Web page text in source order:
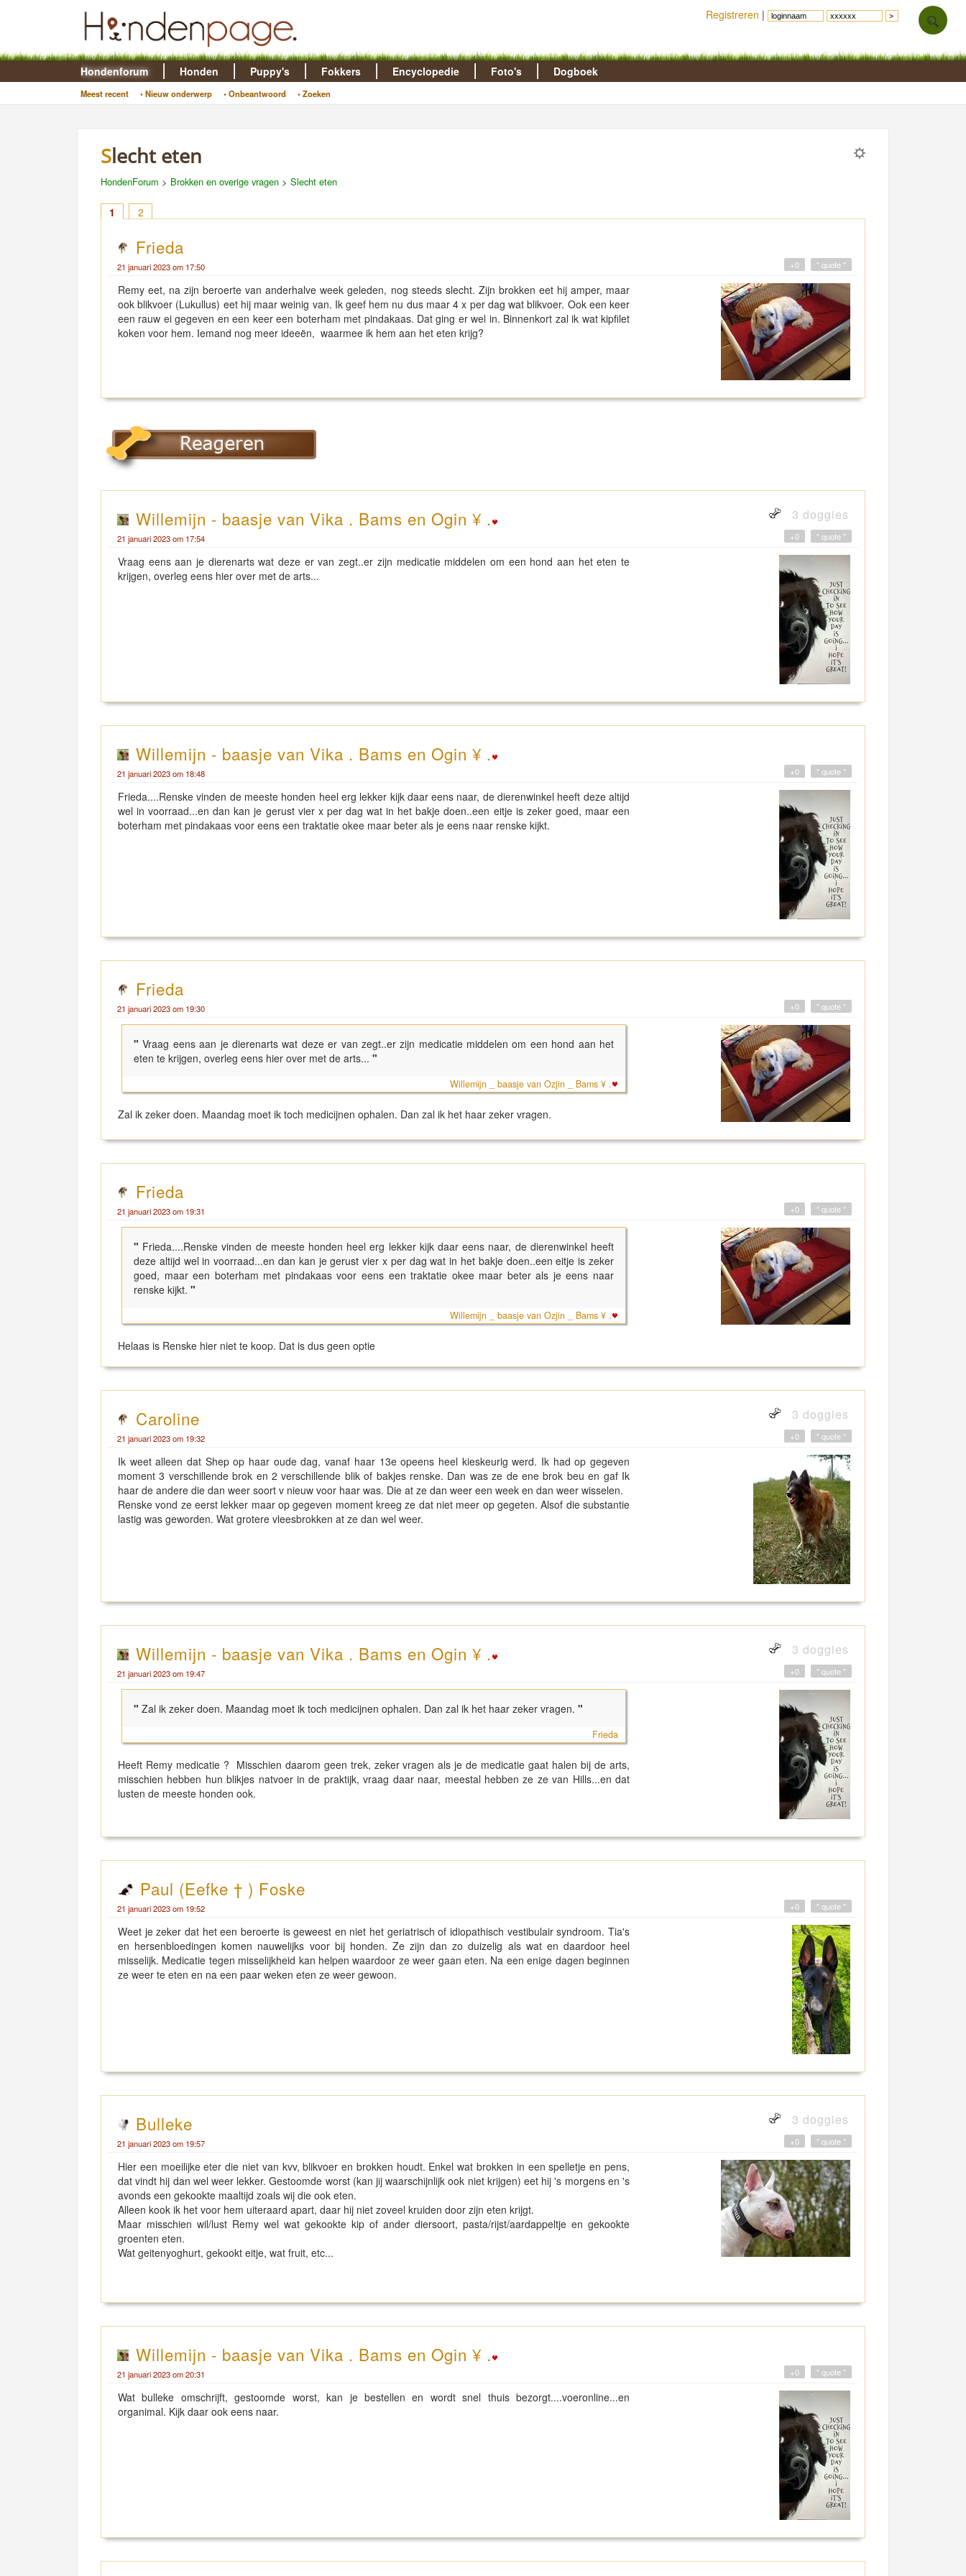
Hondenforum
Meest recent • Nieuw onderwerp • Onbeantwoord • Zoeken
Honden Puppy's Fokkers Encyclopedie Foto's Dogboek
Slecht eten
HondenForum > Brokken en overige vragen > Slecht eten
1 2
Frieda
21 januari 2023 om 17:50 " quote "
+0
Remy eet, na zijn beroerte van anderhalve week geleden, nog steeds slecht. Zijn brokken eet hij amper, maar
ook blikvoer (Lukullus) eet hij maar weinig van. Ik geef hem nu dus maar 4 x per dag wat blikvoer. Ook een keer
een rauw ei gegeven en een keer een boterham met pindakaas. Dat ging er wel in. Binnenkort zal ik wat kipfilet
koken voor hem. Iemand nog meer ideeën, waarmee ik hem aan het eten krijg?
Willemijn - baasje van Vika . Bams en Ogin ¥ . 3 doggies
21 januari 2023 om 17:54 " quote "
+0
Vraag eens aan je dierenarts wat deze er van zegt..er zijn medicatie middelen om een hond aan het eten te
krijgen, overleg eens hier over met de arts...
Willemijn - baasje van Vika . Bams en Ogin ¥ .
21 januari 2023 om 18:48 " quote "
+0
Frieda....Renske vinden de meeste honden heel erg lekker kijk daar eens naar, de dierenwinkel heeft deze altijd
wel in voorraad...en dan kan je gerust vier x per dag wat in het bakje doen..een eitje is zeker goed, maar een
boterham met pindakaas voor eens een traktatie okee maar beter als je eens naar renske kijkt.
Frieda
21 januari 2023 om 19:30 " quote "
+0
"Vraag eens aan je dierenarts wat deze er van zegt..er zijn medicatie middelen om een hond aan het
eten te krijgen, overleg eens hier over met de arts... "
Willemijn _ baasje van Ozjin _ Bams ¥ .
Zal ik zeker doen. Maandag moet ik toch medicijnen ophalen. Dan zal ik het haar zeker vragen.
Frieda
21 januari 2023 om 19:31 " quote "
+0
" Frieda....Renske vinden de meeste honden heel erg lekker kijk daar eens naar, de dierenwinkel heeft
deze altijd wel in voorraad...en dan kan je gerust vier x per dag wat in het bakje doen..een eitje is zeker
goed, maar een boterham met pindakaas voor eens een traktatie okee maar beter als je eens naar
renske kijkt. "
Willemijn _ baasje van Ozjin _ Bams ¥ .
Helaas is Renske hier niet te koop. Dat is dus geen optie
Caroline 3 doggies
21 januari 2023 om 19:32 " quote "
+0
Ik weet alleen dat Shep op haar oude dag, vanaf haar 13e opeens heel kieskeurig werd. Ik had op gegeven
moment 3 verschillende brok en 2 verschillende blik of bakjes renske. Dan was ze de ene brok beu en gaf Ik
haar de andere die dan weer soort v nieuw voor haar was. Die at ze dan weer een week en dan weer wisselen.
Renske vond ze eerst lekker maar op gegeven moment kreeg ze dat niet meer op gegeten. Alsof die substantie
lastig was geworden. Wat grotere vleesbrokken at ze dan wel weer.
Willemijn - baasje van Vika . Bams en Ogin ¥ . 3 doggies
21 januari 2023 om 19:47 " quote "
+0
" Zal ik zeker doen. Maandag moet ik toch medicijnen ophalen. Dan zal ik het haar zeker vragen. "
Frieda
Heeft Remy medicatie ? Misschien daarom geen trek, zeker vragen als je de medicatie gaat halen bij de arts,
misschien hebben hun blikjes natvoer in de praktijk, vraag daar naar, meestal hebben ze ze van Hills...en dat
lusten de meeste honden ook.
Paul (Eefke † ) Foske
21 januari 2023 om 19:52 " quote "
+0
Weet je zeker dat het een beroerte is geweest en niet het geriatrisch of idiopathisch vestibulair syndroom. Tia's
en hersenbloedingen komen nauwelijks voor bij honden. Ze zijn dan zo duizelig als wat en daardoor heel
misselijk. Medicatie tegen misselijkheid kan helpen waardoor ze weer gaan eten. Na een enige dagen beginnen
ze weer te eten en na een paar weken eten ze weer gewoon.
Bulleke 3 doggies
21 januari 2023 om 19:57 " quote "
+0
Hier een moeilijke eter die niet van kvv, blikvoer en brokken houdt. Enkel wat brokken in een spelletje en pens,
dat vindt hij dan wel weer lekker. Gestoomde worst (kan jij waarschijnlijk ook niet krijgen) eet hij 's morgens en 's
avonds een gekookte maaltijd zoals wij die ook eten.
Alleen kook ik het voor hem uiteraard apart, daar hij niet zoveel kruiden door zijn eten krijgt.
Maar misschien wil/lust Remy wel wat gekookte kip of ander diersoort, pasta/rijst/aardappeltje en gekookte
groenten eten.
Wat geitenyoghurt, gekookt eitje, wat fruit, etc...
Willemijn - baasje van Vika . Bams en Ogin ¥ .
21 januari 2023 om 20:31 " quote "
+0
Wat bulleke omschrijft, gestoomde worst, kan je bestellen en wordt snel thuis bezorgt....voeronline...en
organimal. Kijk daar ook eens naar.
Registreren |